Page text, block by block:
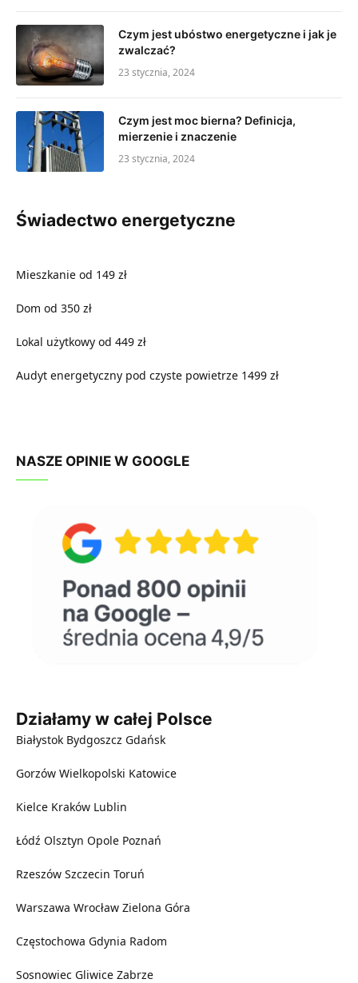
Czym jest ubóstwo energetyczne i jak je
zwalczać?
23 stycznia, 2024
Czym jest moc bierna? Definicja,
mierzenie i znaczenie
23 stycznia, 2024
Świadectwo energetyczne
Mieszkanie od 149 zł
Dom od 350 zł
Lokal użytkowy od 449 zł
Audyt energetyczny pod czyste powietrze 1499 zł
NASZE OPINIE W GOOGLE
Działamy w całej Polsce
Białystok Bydgoszcz Gdańsk
Gorzów Wielkopolski Katowice
Kielce Kraków Lublin
Łódź Olsztyn Opole Poznań
Rzeszów Szczecin Toruń
Warszawa Wrocław Zielona Góra
Częstochowa Gdynia Radom
Sosnowiec Gliwice Zabrze